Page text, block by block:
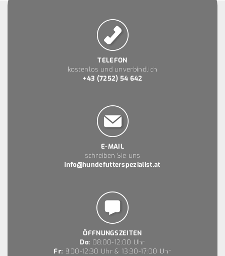
TELEFON
kostenlos und unverbindlich
+43 (7252) 54 642
E-MAIL
schreiben Sie uns
info@hundefutterspezialist.at
ÖFFNUNGSZEITEN
Do: 08:00-12:00 Uhr
Fr: 8:00-12:30 Uhr & 13:30-17:00 Uhr